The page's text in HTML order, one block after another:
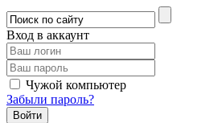
Вход в аккаунт
Чужой компьютер
Забыли пароль?